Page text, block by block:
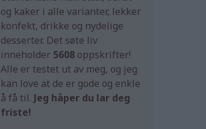
og kaker i alle varianter, lekker
konfekt, drikke og nydelige
desserter. Det søte liv
inneholder 5608 oppskrifter!
Alle er testet ut av meg, og jeg
kan love at de er gode og enkle
å få til. Jeg håper du lar deg
friste!